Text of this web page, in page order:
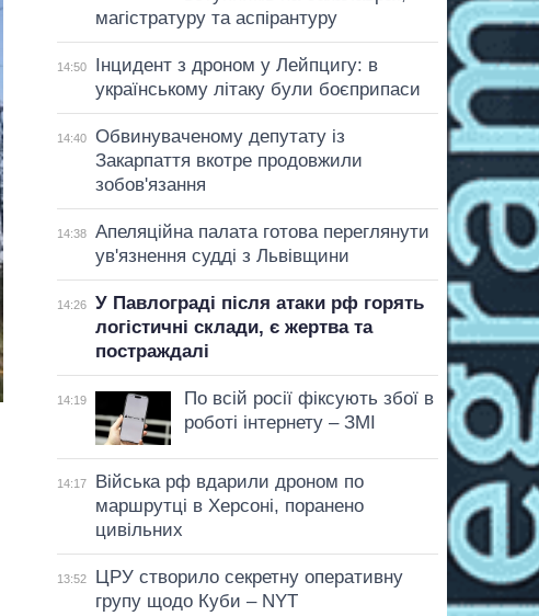
магістратуру та аспірантуру
14:50
Інцидент з дроном у Лейпцигу: в
українському літаку були боєприпаси
14:40
Обвинуваченому депутату із
Закарпаття вкотре продовжили
зобов'язання
14:38
Апеляційна палата готова переглянути
ув'язнення судді з Львівщини
14:26
У Павлограді після атаки рф горять
логістичні склади, є жертва та
постраждалі
14:19
По всій росії фіксують збої в
роботі інтернету – ЗМІ
14:17
Війська рф вдарили дроном по
маршрутці в Херсоні, поранено
цивільних
13:52
ЦРУ створило секретну оперативну
групу щодо Куби – NYT